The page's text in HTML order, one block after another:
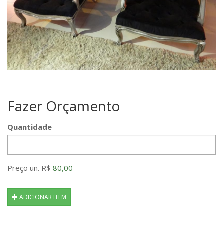
Fazer Orçamento
Quantidade
Preço un. R$ 80,00
ADICIONAR ITEM